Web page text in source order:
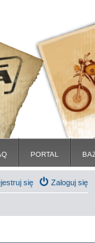
PORTAL
Zaloguj się
się